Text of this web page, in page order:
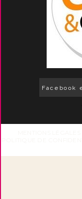
Facebook